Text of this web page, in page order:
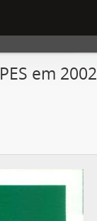
em 2002